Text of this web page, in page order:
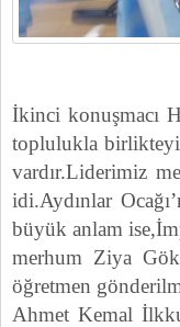
İkinci konuşmacı
toplulukla
vardır.Liderimiz
idi.Aydınlar
büyük anlam
merhum Ziya
öğretmen
Ahmet Kemal